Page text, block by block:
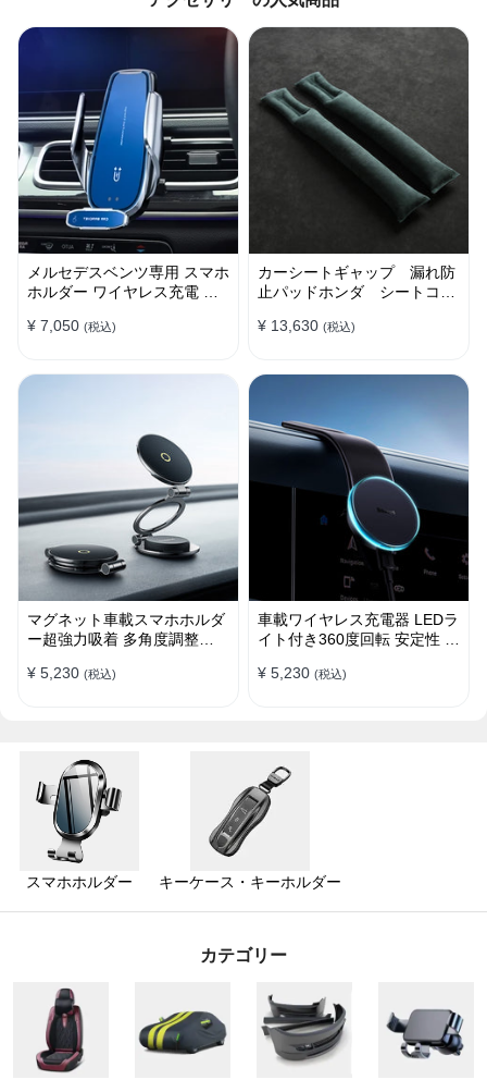
メルセデスベンツ専用 スマホ
ホルダー ワイヤレス充電 吹
¥ 7,050 (税込)
カーシートギャップ 漏れ防
止パッドホンダ シートコン
¥ 13,630 (税込)
マグネット車載スマホホルダ
ー超強力吸着 多角度調整
ー 折りたたみ式 片手操作 安
¥ 5,230 (税込)
車載ワイヤレス充電器 LEDラ
イト付き360度回転 安定性 粘
し口式兼用 片手操作 置くだ
¥ 5,230 (税込)
スマホホルダー キーケース・キーホルダー
カテゴリー